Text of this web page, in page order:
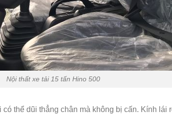
Nội thất xe tải 15 tấn Hino 500
thể dũi thẳng chân mà không bị cấn. Kính lái